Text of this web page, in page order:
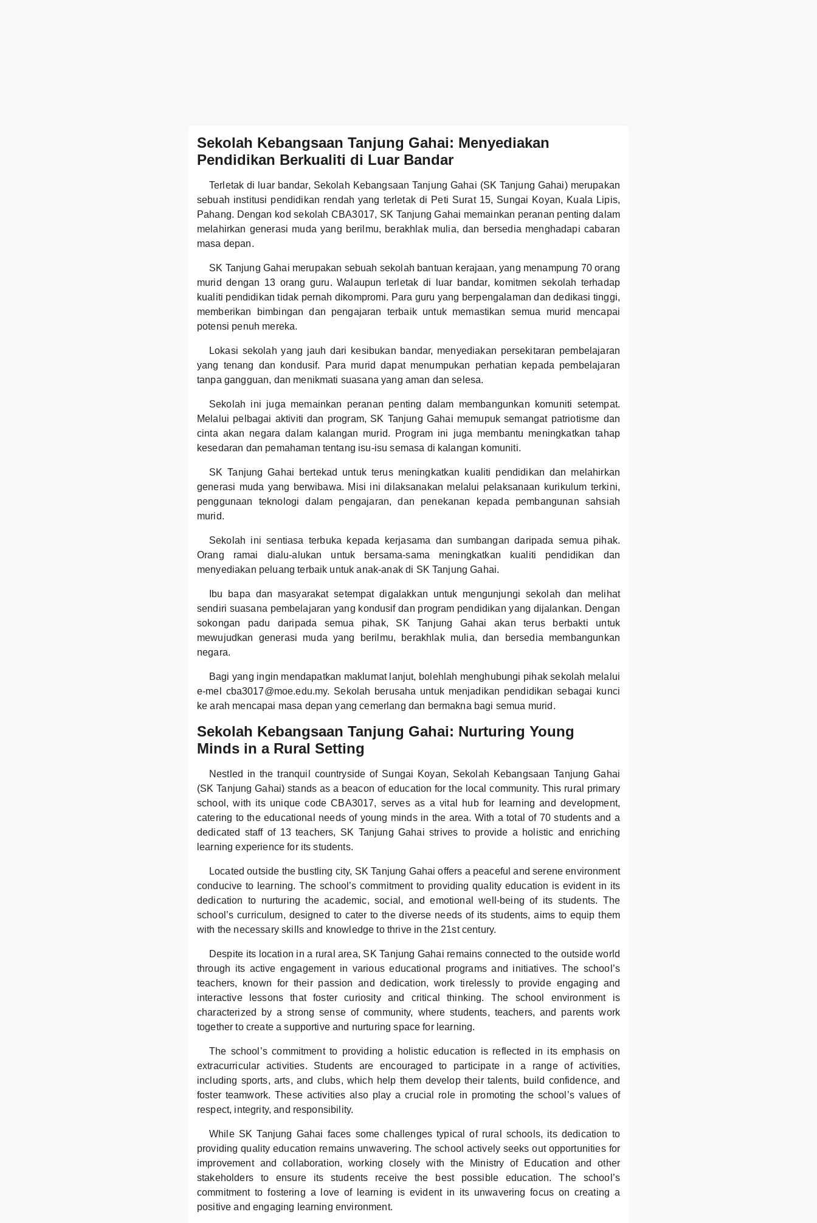
Sekolah Kebangsaan Tanjung Gahai: Menyediakan
Pendidikan Berkualiti di Luar Bandar
Terletak di luar bandar, Sekolah Kebangsaan Tanjung Gahai (SK Tanjung Gahai) merupakan
sebuah institusi pendidikan rendah yang terletak di Peti Surat 15, Sungai Koyan, Kuala Lipis,
Pahang. Dengan kod sekolah CBA3017, SK Tanjung Gahai memainkan peranan penting dalam
melahirkan generasi muda yang berilmu, berakhlak mulia, dan bersedia menghadapi cabaran
masa depan.
SK Tanjung Gahai merupakan sebuah sekolah bantuan kerajaan, yang menampung 70 orang
murid dengan 13 orang guru. Walaupun terletak di luar bandar, komitmen sekolah terhadap
kualiti pendidikan tidak pernah dikompromi. Para guru yang berpengalaman dan dedikasi tinggi,
memberikan bimbingan dan pengajaran terbaik untuk memastikan semua murid mencapai
potensi penuh mereka.
Lokasi sekolah yang jauh dari kesibukan bandar, menyediakan persekitaran pembelajaran
yang tenang dan kondusif. Para murid dapat menumpukan perhatian kepada pembelajaran
tanpa gangguan, dan menikmati suasana yang aman dan selesa.
Sekolah ini juga memainkan peranan penting dalam membangunkan komuniti setempat.
Melalui pelbagai aktiviti dan program, SK Tanjung Gahai memupuk semangat patriotisme dan
cinta akan negara dalam kalangan murid. Program ini juga membantu meningkatkan tahap
kesedaran dan pemahaman tentang isu-isu semasa di kalangan komuniti.
SK Tanjung Gahai bertekad untuk terus meningkatkan kualiti pendidikan dan melahirkan
generasi muda yang berwibawa. Misi ini dilaksanakan melalui pelaksanaan kurikulum terkini,
penggunaan teknologi dalam pengajaran, dan penekanan kepada pembangunan sahsiah
murid.
Sekolah ini sentiasa terbuka kepada kerjasama dan sumbangan daripada semua pihak.
Orang ramai dialu-alukan untuk bersama-sama meningkatkan kualiti pendidikan dan
menyediakan peluang terbaik untuk anak-anak di SK Tanjung Gahai.
Ibu bapa dan masyarakat setempat digalakkan untuk mengunjungi sekolah dan melihat
sendiri suasana pembelajaran yang kondusif dan program pendidikan yang dijalankan. Dengan
sokongan padu daripada semua pihak, SK Tanjung Gahai akan terus berbakti untuk
mewujudkan generasi muda yang berilmu, berakhlak mulia, dan bersedia membangunkan
negara.
Bagi yang ingin mendapatkan maklumat lanjut, bolehlah menghubungi pihak sekolah melalui
e-mel cba3017@moe.edu.my. Sekolah berusaha untuk menjadikan pendidikan sebagai kunci
ke arah mencapai masa depan yang cemerlang dan bermakna bagi semua murid.
Sekolah Kebangsaan Tanjung Gahai: Nurturing Young
Minds in a Rural Setting
Nestled in the tranquil countryside of Sungai Koyan, Sekolah Kebangsaan Tanjung Gahai
(SK Tanjung Gahai) stands as a beacon of education for the local community. This rural primary
school, with its unique code CBA3017, serves as a vital hub for learning and development,
catering to the educational needs of young minds in the area. With a total of 70 students and a
dedicated staff of 13 teachers, SK Tanjung Gahai strives to provide a holistic and enriching
learning experience for its students.
Located outside the bustling city, SK Tanjung Gahai offers a peaceful and serene environment
conducive to learning. The school’s commitment to providing quality education is evident in its
dedication to nurturing the academic, social, and emotional well-being of its students. The
school’s curriculum, designed to cater to the diverse needs of its students, aims to equip them
with the necessary skills and knowledge to thrive in the 21st century.
Despite its location in a rural area, SK Tanjung Gahai remains connected to the outside world
through its active engagement in various educational programs and initiatives. The school’s
teachers, known for their passion and dedication, work tirelessly to provide engaging and
interactive lessons that foster curiosity and critical thinking. The school environment is
characterized by a strong sense of community, where students, teachers, and parents work
together to create a supportive and nurturing space for learning.
The school’s commitment to providing a holistic education is reflected in its emphasis on
extracurricular activities. Students are encouraged to participate in a range of activities,
including sports, arts, and clubs, which help them develop their talents, build confidence, and
foster teamwork. These activities also play a crucial role in promoting the school’s values of
respect, integrity, and responsibility.
While SK Tanjung Gahai faces some challenges typical of rural schools, its dedication to
providing quality education remains unwavering. The school actively seeks out opportunities for
improvement and collaboration, working closely with the Ministry of Education and other
stakeholders to ensure its students receive the best possible education. The school’s
commitment to fostering a love of learning is evident in its unwavering focus on creating a
positive and engaging learning environment.